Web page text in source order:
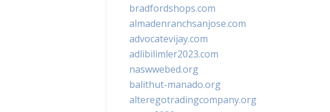
bradfordshops.com
almadenranchsanjose.com
advocatevijay.com
adlibilimler2023.com
naswwebed.org
balithut-manado.org
alteregotradingcompany.org